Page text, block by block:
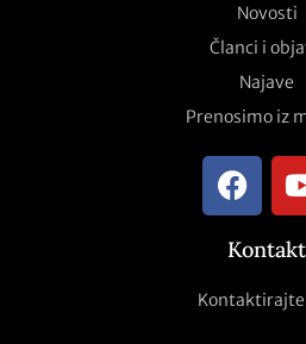
Novosti
Članci i
Najave
Prenosimo iz
Kontakt
Kontaktirajte